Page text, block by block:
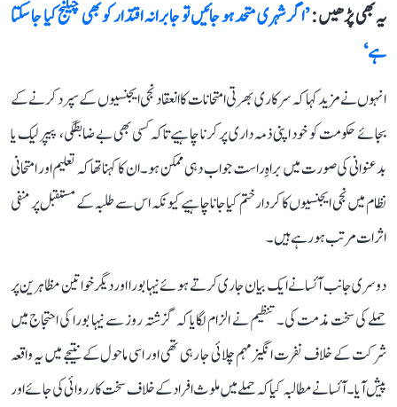
یہ بھی پڑھیں :’اگر شہری متحد ہو جائیں تو جابرانہ اقتدار کو بھی چیلنج کیا جا سکتا
ہے‘
انہوں نے مزید کہا کہ سرکاری بھرتی امتحانات کا انعقاد نجی ایجنسیوں کے سپرد کرنے کے
بجائے حکومت کو خود اپنی ذمہ داری پر کرنا چاہیے تاکہ کسی بھی بے ضابطگی، پیپر لیک یا
بدعنوانی کی صورت میں براہِ راست جواب دہی ممکن ہو۔ ان کا کہنا تھا کہ تعلیم اور امتحانی
نظام میں نجی ایجنسیوں کا کردار ختم کیا جانا چاہیے کیونکہ اس سے طلبہ کے مستقبل پر منفی
اثرات مرتب ہو رہے ہیں۔
دوسری جانب آئسا نے ایک بیان جاری کرتے ہوئے نیہا بورا اور دیگر خواتین مظاہرین پر
حملے کی سخت مذمت کی۔ تنظیم نے الزام لگایا کہ گزشتہ روز سے نیہا بورا کی احتجاج میں
شرکت کے خلاف نفرت انگیز مہم چلائی جا رہی تھی اور اسی ماحول کے نتیجے میں یہ واقعہ
پیش آیا۔ آئسا نے مطالبہ کیا کہ حملے میں ملوث افراد کے خلاف سخت کارروائی کی جائے اور